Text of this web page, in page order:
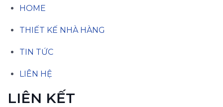
HOME
THIẾT KẾ NHÀ HÀNG
TIN TỨC
LIÊN HỆ
LIÊN KẾT